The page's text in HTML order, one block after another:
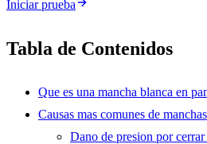
Iniciar prueba
Tabla de Contenidos
Que es una mancha blanca en
Causas mas comunes de
Dano de presion por